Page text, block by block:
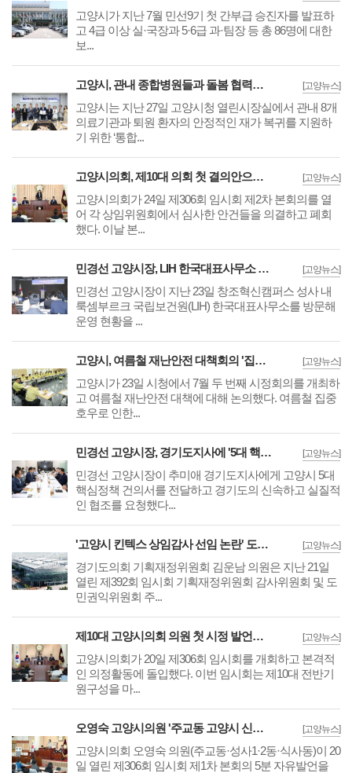
고양시가 지난 7월 민선9기 첫 간부급 승진자를 발표하
고 4급 이상 실·국장과 5·6급 과·팀장 등 총 86명에 대한
보...
[고양뉴스]
고양시, 관내 종합병원들과 돌봄 협력체계 구축 '통합돌봄 대상자 발굴 및 연계'
고양시는 지난 27일 고양시청 열린시장실에서 관내 8개
의료기관과 퇴원 환자의 안정적인 재가 복귀를 지원하
기 위한 ‘통합...
[고양뉴스]
고양시의회, 제10대 의회 첫 결의안으로 '킨텍스 감사 해임 촉구' 후 임시회 폐회
고양시의회가 24일 제306회 임시회 제2차 본회의를 열
어 각 상임위원회에서 심사한 안건들을 의결하고 폐회
했다. 이날 본...
[고양뉴스]
민경선 고양시장, LIH 한국대표사무소 찾아 AI·바이오 국제공동연구 협력 강화
민경선 고양시장이 지난 23일 창조혁신캠퍼스 성사 내
룩셈부르크 국립보건원(LIH) 한국대표사무소를 방문해
운영 현황을 ...
[고양뉴스]
고양시, 여름철 재난안전 대책회의 '집중호우 침수방지·물놀이 안전방안 논의'
고양시가 23일 시청에서 7월 두 번째 시정회의를 개최하
고 여름철 재난안전 대책에 대해 논의했다. 여름철 집중
호우로 인한...
[고양뉴스]
민경선 고양시장, 경기도지사에 '5대 핵심 정책건의서' 전달과 함께 지원 요청
민경선 고양시장이 추미애 경기도지사에게 고양시 5대
핵심정책 건의서를 전달하고 경기도의 신속하고 실질적
인 협조를 요청했다...
[고양뉴스]
'고양시 킨텍스 상임감사 선임 논란' 도의회 진출 김운남 의원, 경기도 감사 촉구
경기도의회 기획재정위원회 김운남 의원은 지난 21일
열린 제392회 임시회 기획재정위원회 감사위원회 및 도
민권익위원회 주...
[고양뉴스]
제10대 고양시의회 의원 첫 시정 발언은 지역구 현안 '교통·주거 등 대책 요구'
고양시의회가 20일 제306회 임시회를 개회하고 본격적
인 의정활동에 돌입했다. 이번 임시회는 제10대 전반기
원구성을 마...
[고양뉴스]
오영숙 고양시의원 '주교동 고양시 신청사 원안 건립 미룰 수 없는 과제' 추진 촉구
고양시의회 오영숙 의원(주교동·성사1·2동·식사동)이 20
일 열린 제306회 임시회 제1차 본회의 5분 자유발언을